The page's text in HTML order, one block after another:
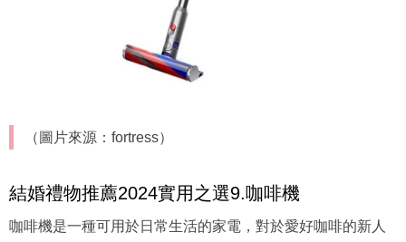
（圖片來源：fortress）
結婚禮物推薦2024實用之選9.咖啡機
咖啡機是一種可用於日常生活的家電，對於愛好咖啡的新人